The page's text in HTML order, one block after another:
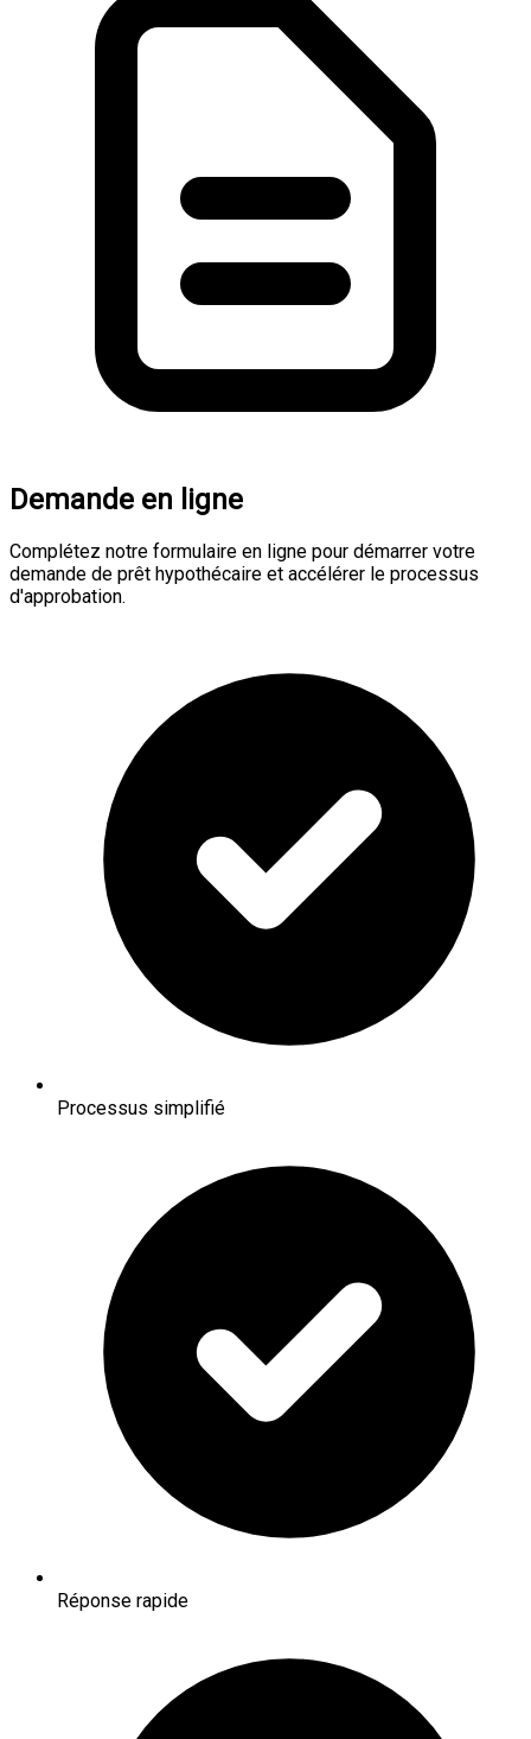
Demande en ligne
Complétez notre formulaire en ligne pour démarrer votre
demande de prêt hypothécaire et accélérer le processus
d'approbation.
Processus simplifié
Réponse rapide